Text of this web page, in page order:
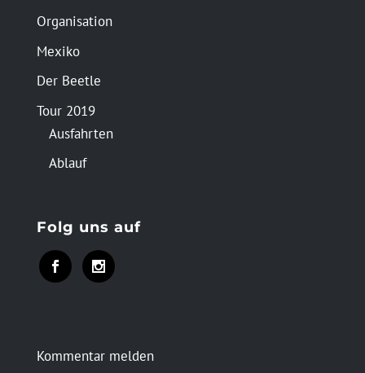
Organisation
Mexiko
Der Beetle
Tour 2019
Ausfahrten
Ablauf
Folg uns auf
Kommentar melden